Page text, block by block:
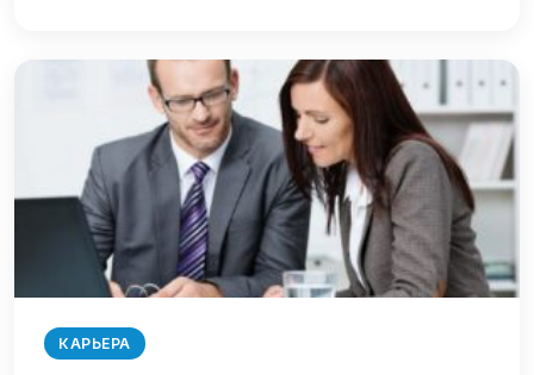
КАРЬЕРА